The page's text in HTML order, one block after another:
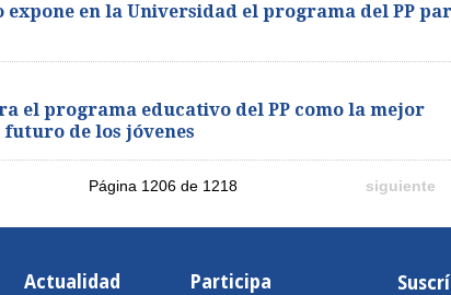
expone en la Universidad el programa del PP
el programa educativo del PP como la mejor
de los jóvenes
Página 1206 de 1218 siguiente
Actualidad Participa